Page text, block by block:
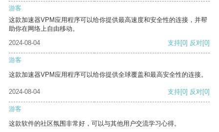
游客
这款加速器VPM应用程序可以给你提供最高速度和安全性的连接，并帮
助你在网络上自由移动。
2024-08-04
支持[0] 反对[0]
游客
这款加速器VPM应用程序可以给你提供全球覆盖和最高安全性的连接。
2024-08-04 支持[0] 反对[0]
游客
这款软件的社区氛围非常好，可以与其他用户交流学习心得。